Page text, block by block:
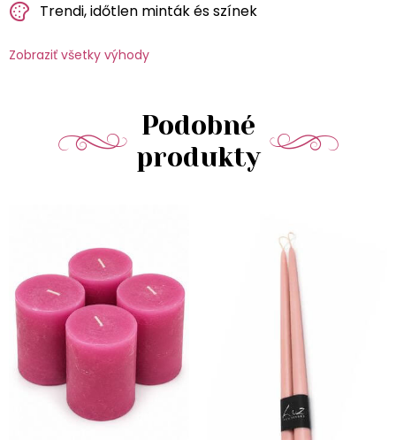
Trendi, időtlen minták és színek
Zobraziť všetky výhody
Podobné
produkty